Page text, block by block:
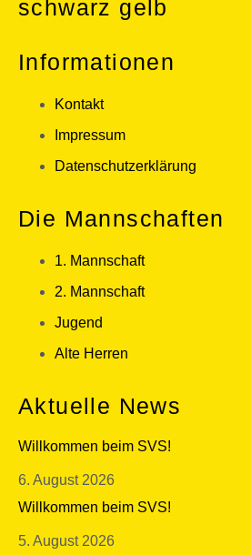
schwarz gelb
Informationen
Kontakt
Impressum
Datenschutzerklärung
Die Mannschaften
1. Mannschaft
2. Mannschaft
Jugend
Alte Herren
Aktuelle News
Willkommen beim SVS!
6. August 2026
Willkommen beim SVS!
5. August 2026